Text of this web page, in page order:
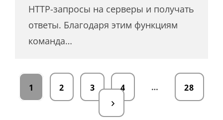
HTTP-запросы на серверы и получать
ответы. Благодаря этим функциям
команда…
1 2 3 4 … 28